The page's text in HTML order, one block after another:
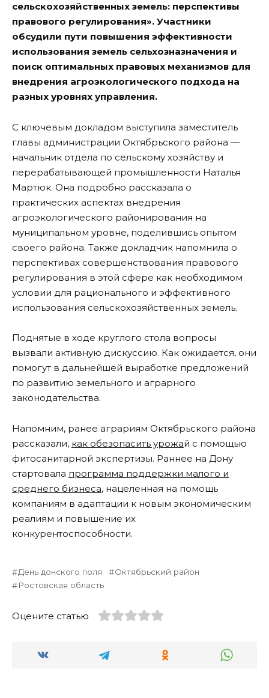
сельскохозяйственных земель: перспективы
правового регулирования». Участники
обсудили пути повышения эффективности
использования земель сельхозназначения и
поиск оптимальных правовых механизмов для
внедрения агроэкологического подхода на
разных уровнях управления.
С ключевым докладом выступила заместитель
главы администрации Октябрьского района —
начальник отдела по сельскому хозяйству и
перерабатывающей промышленности Наталья
Мартюк. Она подробно рассказала о
практических аспектах внедрения
агроэкологического районирования на
муниципальном уровне, поделившись опытом
своего района. Также докладчик напомнила о
перспективах совершенствования правового
регулирования в этой сфере как необходимом
условии для рационального и эффективного
использования сельскохозяйственных земель.
Поднятые в ходе круглого стола вопросы
вызвали активную дискуссию. Как ожидается, они
помогут в дальнейшей выработке предложений
по развитию земельного и аграрного
законодательства.
Напомним, ранее аграриям Октябрьского района
рассказали, как обезопасить урожай с помощью
фитосанитарной экспертизы. Раннее на Дону
стартовала программа поддержки малого и
среднего бизнеса, нацеленная на помощь
компаниям в адаптации к новым экономическим
реалиям и повышение их
конкурентоспособности.
День донского поля
Октябрьский район
Ростовская область
Оцените статью